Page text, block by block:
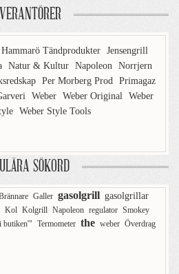
Hammarö Tändprodukter Jensengrill
Natur & Kultur Napoleon Norrjern
Per Morberg Prod Primagaz
Weber Weber Original Weber
Weber Style Tools
SÖKORD
Galler gasolgrill gasolgrillar
Kol Kolgrill Napoleon regulator Smokey
butiken'" Termometer the weber Överdrag